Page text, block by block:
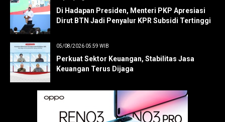
Di Hadapan Presiden, Menteri PKP Apresiasi
Dirut BTN Jadi Penyalur KPR Subsidi Tertinggi
05/08/2026 05:59 WIB
Perkuat Sektor Keuangan, Stabilitas Jasa
Keuangan Terus Dijaga